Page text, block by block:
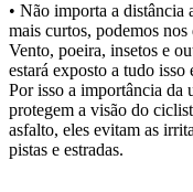
• Não importa a distância
mais curtos, podemos
Vento, poeira, insetos e
estará exposto a tudo isso
Por isso a importância da
protegem a visão do
asfalto, eles evitam as
pistas e estradas.